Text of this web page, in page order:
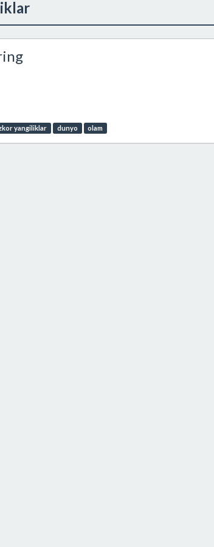
yangiliklar dunyo olam